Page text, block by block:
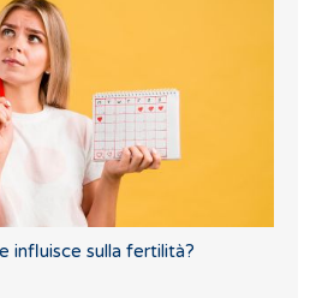
influisce sulla fertilità?